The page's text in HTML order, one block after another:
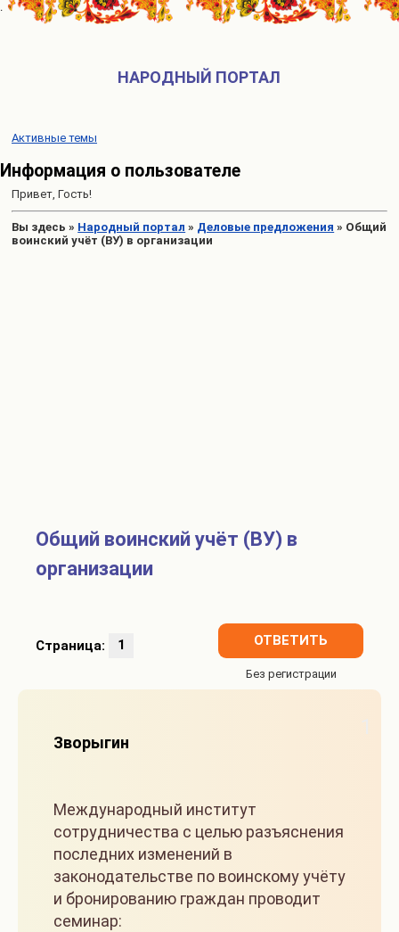
НАРОДНЫЙ ПОРТАЛ
Активные темы
Информация о пользователе
Привет, Гость!
Вы здесь » Народный портал » Деловые предложения » Общий
воинский учёт (ВУ) в организации
Общий воинский учёт (ВУ) в
организации
Страница: 1 ОТВЕТИТЬ
Зворыгин
Международный институт
сотрудничества с целью разъяснения
последних изменений в
законодательстве по воинскому учёту
и бронированию граждан проводит
семинар: